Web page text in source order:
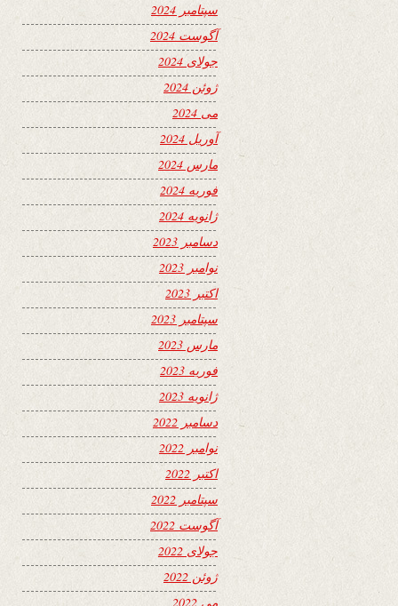
سپتامبر 2024
آگوست 2024
جولای 2024
ژوئن 2024
می 2024
آوریل 2024
مارس 2024
فوریه 2024
ژانویه 2024
دسامبر 2023
نوامبر 2023
اکتبر 2023
سپتامبر 2023
مارس 2023
فوریه 2023
ژانویه 2023
دسامبر 2022
نوامبر 2022
اکتبر 2022
سپتامبر 2022
آگوست 2022
جولای 2022
ژوئن 2022
می 2022